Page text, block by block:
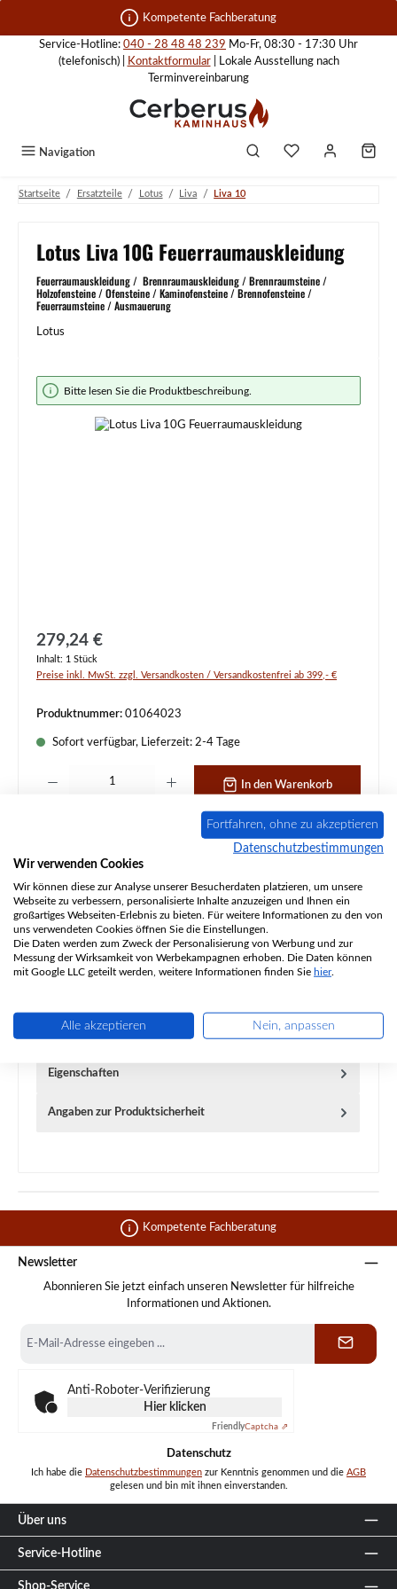
Zum Hauptinhalt springen Kompetente Fachberatung
Service-Hotline: 040 - 28 48 48 239 Mo-Fr, 08:30 - 17:30 Uhr
(telefonisch) |
Kontaktformular| Lokale Ausstellung nach
Terminvereinbarung
Navigation
Startseite / Ersatzteile / Lotus / Liva / Liva 10
Lotus Liva 10G Feuerraumauskleidung
Feuerraumauskleidung / Brennraumauskleidung / Brennraumsteine /
Holzofensteine / Ofensteine / Kaminofensteine / Brennofensteine /
Feuerraumsteine / Ausmauerung
Lotus
Bildergalerie überspringen
Bitte lesen Sie die Produktbeschreibung.
Regulärer Preis:
279,24 €
Inhalt: 1 Stück
Preise inkl. MwSt. zzgl. Versandkosten / Versandkostenfrei ab 399,- €
Produktnummer: 01064023
Sofort verfügbar, Lieferzeit: 2-4 Tage
In den Warenkorb
Beschreibung
Liva 10G passend für Geräte mit Seitengläsern 12-teiliges
Eigenschaften
Angaben zur Produktsicherheit
Kompetente Fachberatung
Newsletter
Abonnieren Sie jetzt einfach unseren Newsletter für hilfreiche
Informationen und Aktionen.
Mail-
Anti-Roboter-Verifizierung
Hier klicken
FriendlyCaptcha ⇗
Datenschutz
Ich habe die Datenschutzbestimmungen zur Kenntnis genommen und die AGB
gelesen und bin mit ihnen einverstanden.
Über uns
Service-Hotline
Shop-Service
Fortfahren, ohne zu akzeptieren
Datenschutzbestimmungen
Wir verwenden Cookies
Wir können diese zur Analyse unserer Besucherdaten platzieren, um unsere
Webseite zu verbessern, personalisierte Inhalte anzuzeigen und Ihnen ein
großartiges Webseiten-Erlebnis zu bieten. Für weitere Informationen zu den von
uns verwendeten Cookies öffnen Sie die Einstellungen.
Die Daten werden zum Zweck der Personalisierung von Werbung und zur
Messung der Wirksamkeit von Werbekampagnen erhoben. Die Daten können
mit Google LLC geteilt werden, weitere Informationen finden Sie hier.
Alle akzeptieren Nein, anpassen